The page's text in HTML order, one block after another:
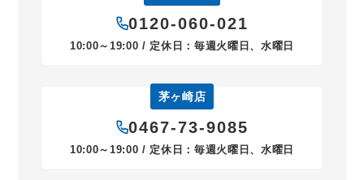
0120-060-021
10:00～19:00 / 定休日：毎週火曜日、水曜日
茅ヶ崎店
0467-73-9085
10:00～19:00 / 定休日：毎週火曜日、水曜日